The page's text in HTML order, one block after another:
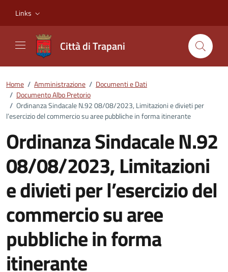
Links
Città di Trapani
Home / Amministrazione / Documenti e Dati
/ Documento Albo Pretorio
/ Ordinanza Sindacale N.92 08/08/2023, Limitazioni e divieti per
l’esercizio del commercio su aree pubbliche in forma itinerante
Ordinanza Sindacale N.92
08/08/2023, Limitazioni
e divieti per l’esercizio del
commercio su aree
pubbliche in forma
itinerante